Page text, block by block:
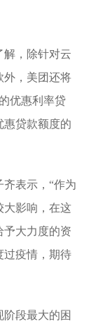
解，除针对云
外，美团还将
优惠利率贷
惠贷款额度的
表示，“作为
大影响，在这
予大力度的资
过疫情，期待
段最大的困